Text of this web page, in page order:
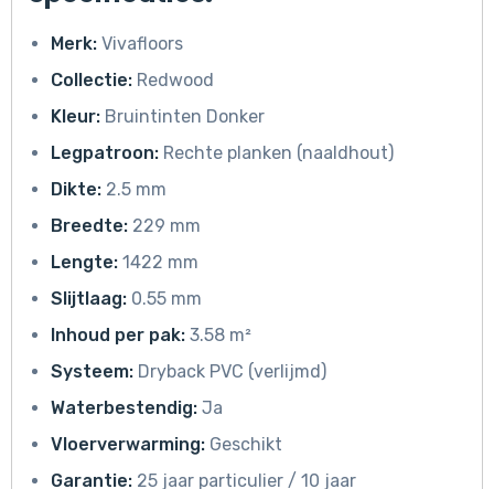
Merk: Vivafloors
Collectie: Redwood
Kleur: Bruintinten Donker
Legpatroon: Rechte planken (naaldhout)
Dikte: 2.5 mm
Breedte: 229 mm
Lengte: 1422 mm
Slijtlaag: 0.55 mm
Inhoud per pak: 3.58 m²
Systeem: Dryback PVC (verlijmd)
Waterbestendig: Ja
Vloerverwarming: Geschikt
Garantie: 25 jaar particulier / 10 jaar